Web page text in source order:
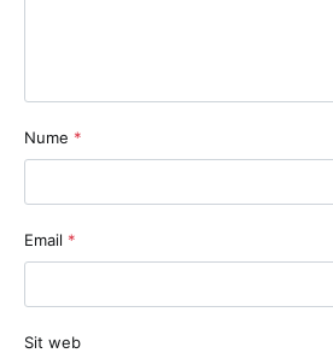
Nume *
Email *
Sit web